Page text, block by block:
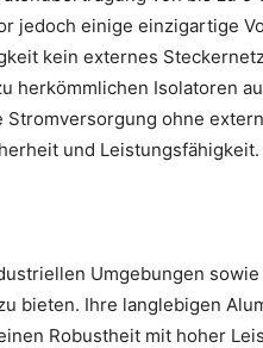
jedoch einige einzigartige
kein externes
herkömmlichen Isolatoren
ohne
und Leistungsfähigkeit.
Umgebungen
bieten. Ihre langlebigen
Robustheit mit hoher